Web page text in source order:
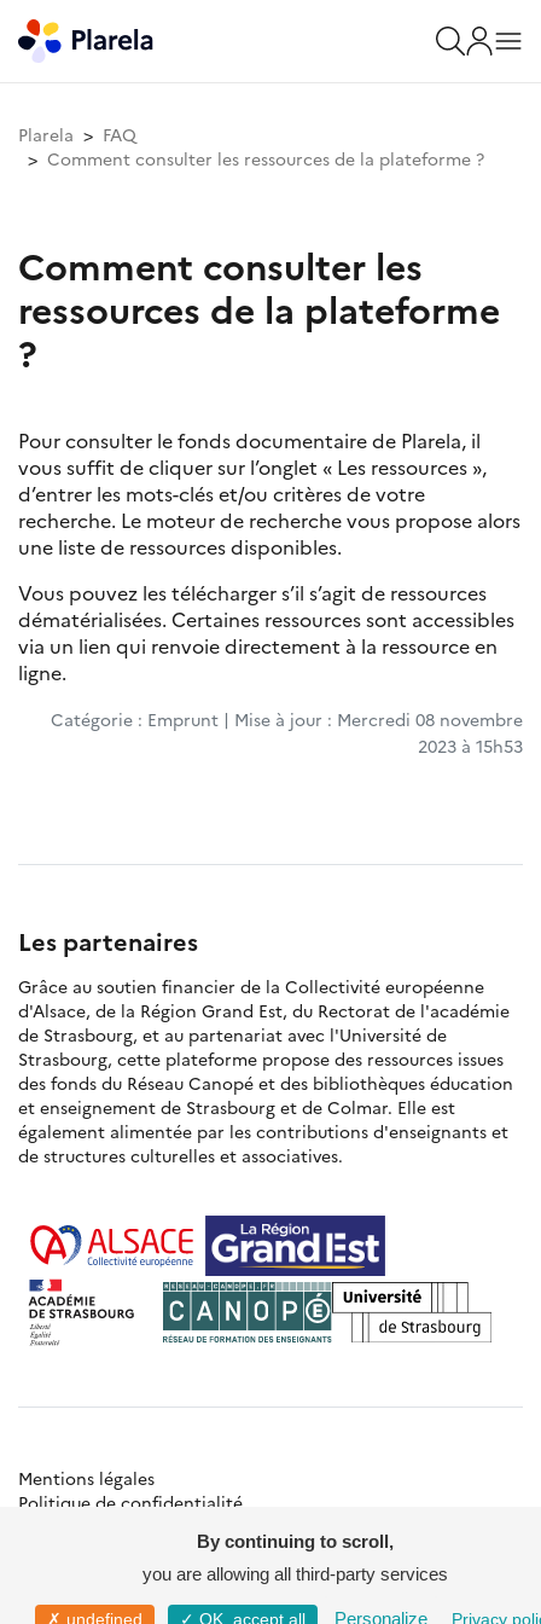
Plarela
FAQ
Comment consulter les ressources de la plateforme ?
Comment consulter les
ressources de la plateforme
?
Pour consulter le fonds documentaire de Plarela, il
vous suffit de cliquer sur l’onglet « Les ressources »,
d’entrer les mots-clés et/ou critères de votre
recherche. Le moteur de recherche vous propose alors
une liste de ressources disponibles.
Vous pouvez les télécharger s’il s’agit de ressources
dématérialisées. Certaines ressources sont accessibles
via un lien qui renvoie directement à la ressource en
ligne.
Catégorie : Emprunt | Mise à jour : Mercredi 08 novembre
2023 à 15h53
Les partenaires
Grâce au soutien financier de la Collectivité européenne
d'Alsace, de la Région Grand Est, du Rectorat de l'académie
de Strasbourg, et au partenariat avec l'Université de
Strasbourg, cette plateforme propose des ressources issues
des fonds du Réseau Canopé et des bibliothèques éducation
et enseignement de Strasbourg et de Colmar. Elle est
également alimentée par les contributions d'enseignants et
de structures culturelles et associatives.
© Académie de Strasbourg
Mentions légales
Politique de confidentialité
By continuing to scroll,
you are allowing all third-party services
✗ undefined ✓ OK, accept all Personalize Privacy